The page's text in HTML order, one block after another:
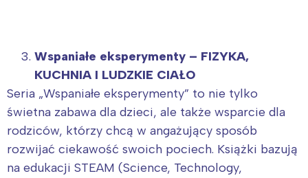
Wspaniałe eksperymenty – FIZYKA,
KUCHNIA I LUDZKIE CIAŁO
Seria „Wspaniałe eksperymenty” to nie tylko
świetna zabawa dla dzieci, ale także wsparcie dla
rodziców, którzy chcą w angażujący sposób
rozwijać ciekawość swoich pociech. Książki bazują
na edukacji STEAM (Science, Technology,
Interesują mnie wydarzenia z
tego regionu:
Warszawa
Śląsk